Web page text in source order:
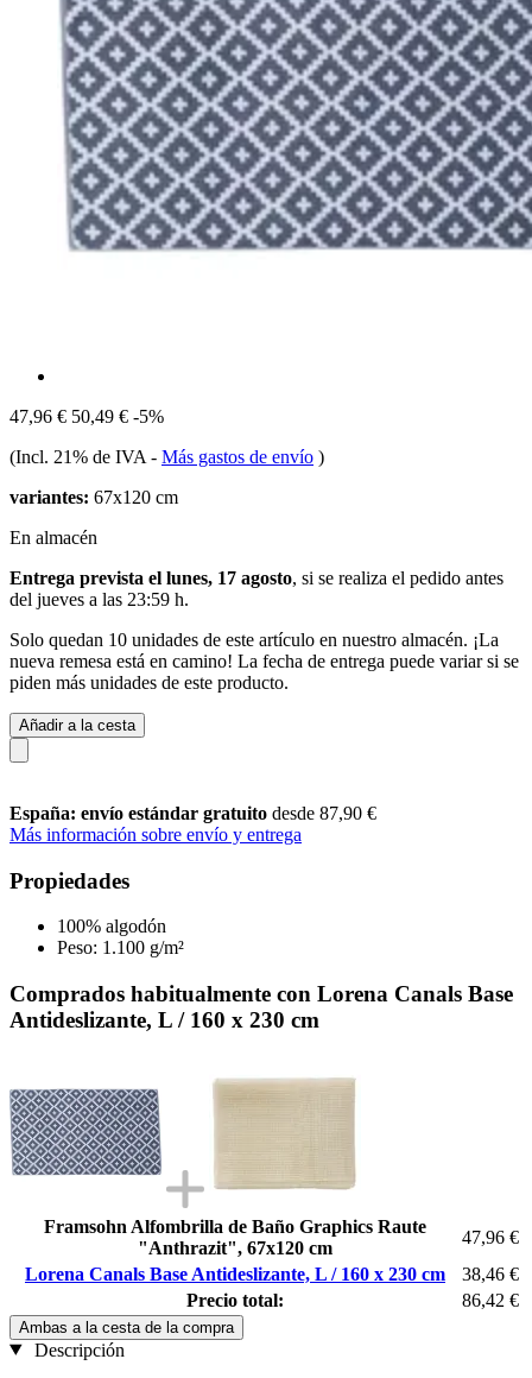
47,96 € 50,49 € -5%
(Incl. 21% de IVA - Más gastos de envío )
variantes: 67x120 cm
En almacén
Entrega prevista el lunes, 17 agosto, si se realiza el pedido antes
del jueves a las 23:59 h.
Solo quedan 10 unidades de este artículo en nuestro almacén. ¡La
nueva remesa está en camino! La fecha de entrega puede variar si se
piden más unidades de este producto.
Añadir a la cesta
España: envío estándar gratuito desde 87,90 €
Más información sobre envío y entrega
Propiedades
100% algodón
Peso: 1.100 g/m²
Comprados habitualmente con Lorena Canals Base
Antideslizante, L / 160 x 230 cm
Framsohn Alfombrilla de Baño Graphics Raute
"Anthrazit", 67x120 cm
47,96 €
Lorena Canals Base Antideslizante, L / 160 x 230 cm
38,46 €
Precio total:
86,42 €
Ambas a la cesta de la compra
Descripción